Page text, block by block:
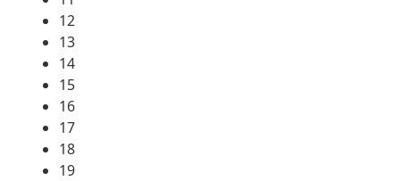
12
13
14
15
16
17
18
19